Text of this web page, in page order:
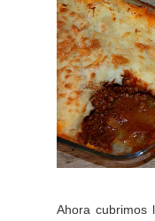
Ahora cubrimos